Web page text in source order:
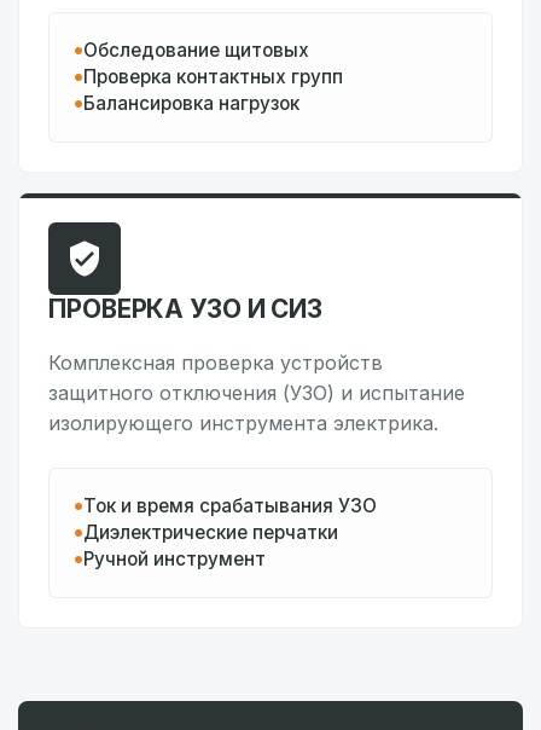
Обследование щитовых
Проверка контактных групп
Балансировка нагрузок
ПРОВЕРКА УЗО И СИЗ
Комплексная проверка устройств
защитного отключения (УЗО) и испытание
изолирующего инструмента электрика.
Ток и время срабатывания УЗО
Диэлектрические перчатки
Ручной инструмент